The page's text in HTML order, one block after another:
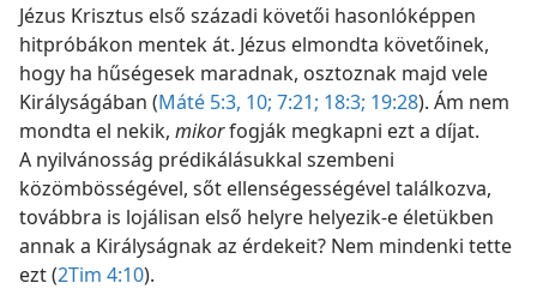
Jézus Krisztus első századi követői hasonlóképpen
hitpróbákon mentek át. Jézus elmondta követőinek,
hogy ha hűségesek maradnak, osztoznak majd vele
Királyságában (Máté 5:3, 10; 7:21; 18:3; 19:28). Ám nem
mondta el nekik, mikorfogják megkapni ezt a díjat.
A nyilvánosság prédikálásukkal szembeni
közömbösségével, sőt ellenségességével találkozva,
továbbra is lojálisan első helyre helyezik-e életükben
annak a Királyságnak az érdekeit? Nem mindenki tette
ezt (2Tim 4:10).